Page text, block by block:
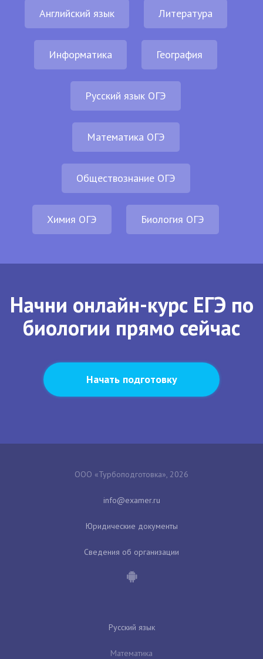
Английский язык Литература
Информатика География
Русский язык ОГЭ
Математика ОГЭ
Обществознание ОГЭ
Химия ОГЭ Биология ОГЭ
Начни онлайн-курс ЕГЭ по
биологии прямо сейчас
Начать подготовку
ООО «Турбоподготовка», 2026
Юридические документы
Сведения об организации
Русский язык
Математика